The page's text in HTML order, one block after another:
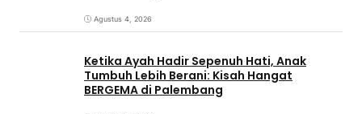
Agustus 4, 2026
Ketika Ayah Hadir Sepenuh Hati, Anak
Tumbuh Lebih Berani: Kisah Hangat
BERGEMA di Palembang